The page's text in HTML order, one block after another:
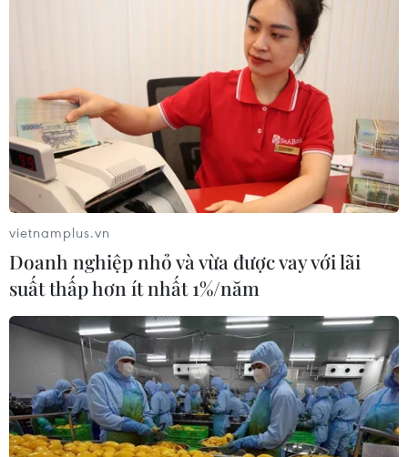
vietnamplus.vn
Doanh nghiệp nhỏ và vừa được vay với lãi
suất thấp hơn ít nhất 1%/năm